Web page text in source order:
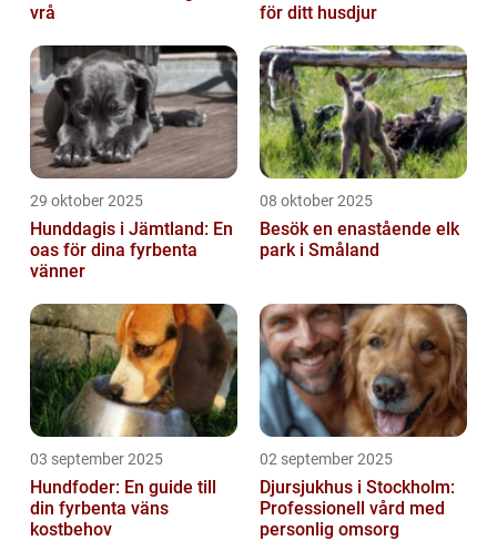
vrå
för ditt husdjur
29 oktober 2025
Hunddagis i Jämtland: En
oas för dina fyrbenta
vänner
08 oktober 2025
Besök en enastående elk
park i Småland
03 september 2025
Hundfoder: En guide till
din fyrbenta väns
kostbehov
02 september 2025
Djursjukhus i Stockholm:
Professionell vård med
personlig omsorg